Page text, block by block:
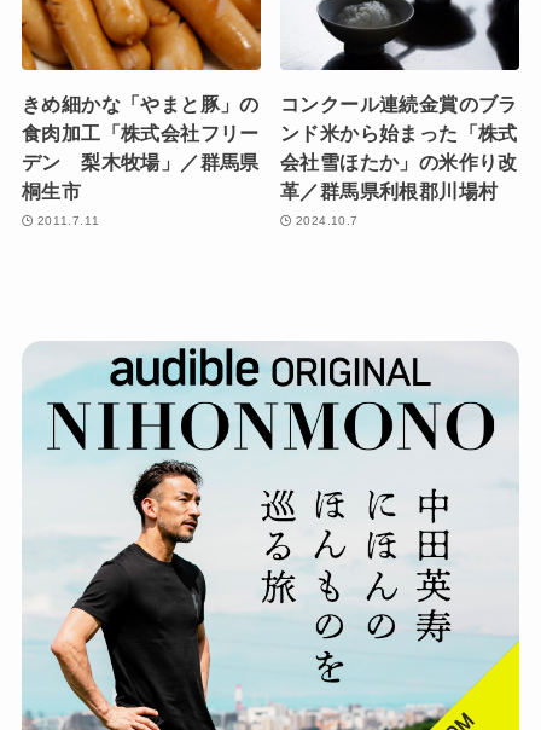
きめ細かな「やまと豚」の
食肉加工「株式会社フリー
デン 梨木牧場」／群馬県
桐生市
2011.7.11
コンクール連続金賞のブラ
ンド米から始まった「株式
会社雪ほたか」の米作り改
革／群馬県利根郡川場村
2024.10.7